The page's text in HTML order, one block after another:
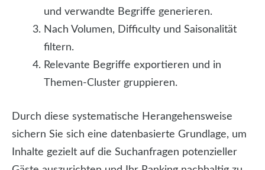
und verwandte Begriffe generieren.
Nach Volumen, Difficulty und Saisonalität
filtern.
Relevante Begriffe exportieren und in
Themen-Cluster gruppieren.
Durch diese systematische Herangehensweise
sichern Sie sich eine datenbasierte Grundlage, um
Inhalte gezielt auf die Suchanfragen potenzieller